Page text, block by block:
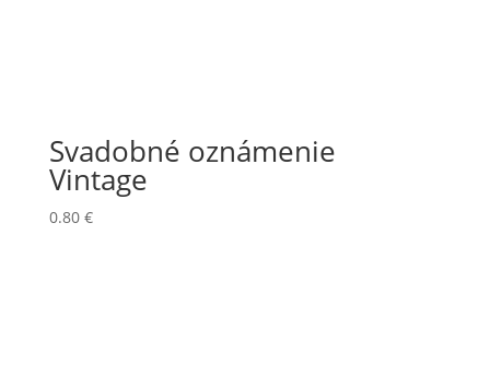
Svadobné oznámenie
Vintage
0.80 €